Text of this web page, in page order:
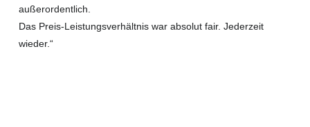
außerordentlich.
Das Preis-Leistungsverhältnis war absolut fair. Jederzeit
wieder.“